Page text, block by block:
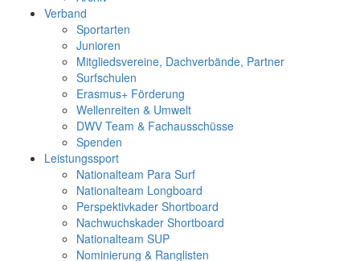
Verband
Sportarten
Junioren
Mitgliedsvereine, Dachverbände, Partner
Surfschulen
Erasmus+ Förderung
Wellenreiten & Umwelt
DWV Team & Fachausschüsse
Spenden
Leistungssport
Nationalteam Para Surf
Nationalteam Longboard
Perspektivkader Shortboard
Nachwuchskader Shortboard
Nationalteam SUP
Nominierung & Ranglisten